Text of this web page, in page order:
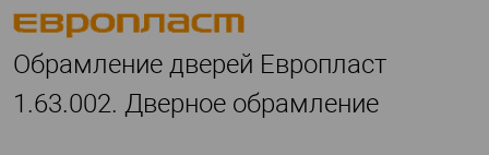
Обрамление дверей Европласт
1.63.002. Дверное обрамление